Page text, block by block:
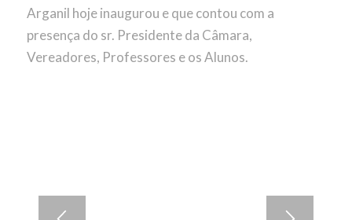
Arganil hoje inaugurou e que contou com a
presença do sr. Presidente da Câmara,
Vereadores, Professores e os Alunos.